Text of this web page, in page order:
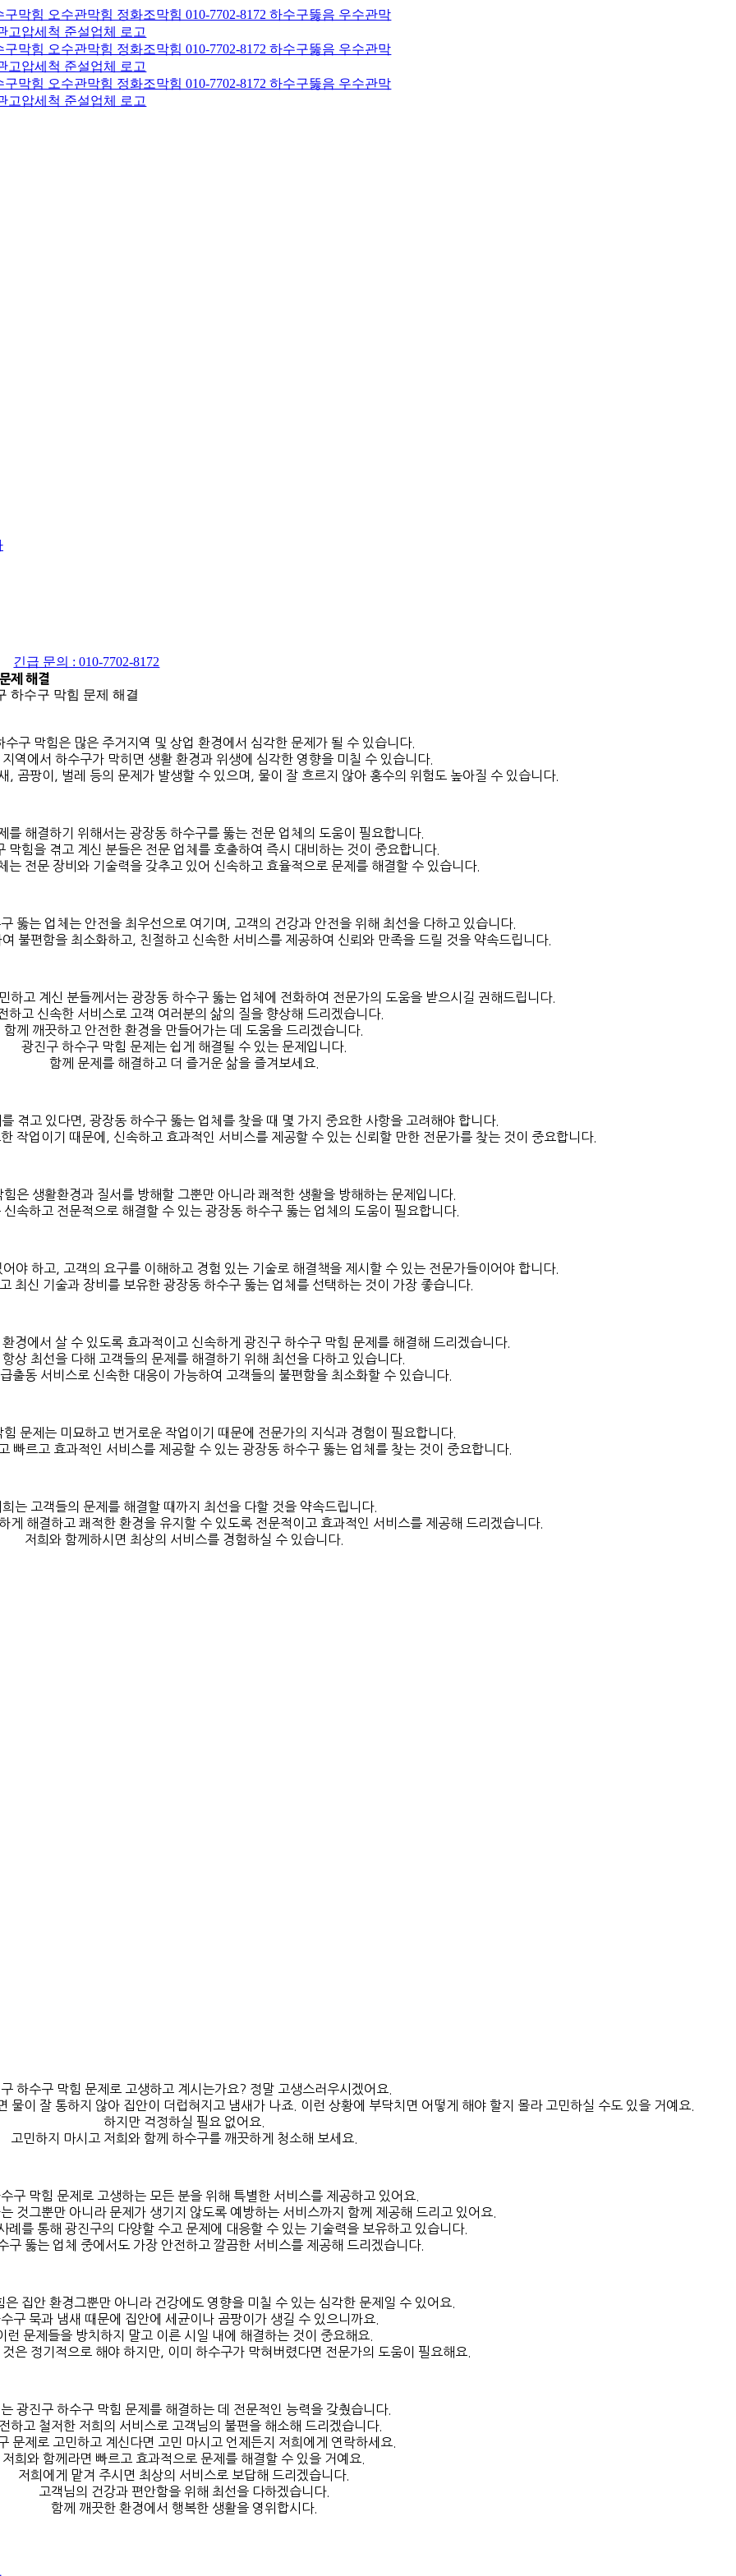
긴급 문의 : 010-7702-8172
제 해결
하수구 막힘 문제 해결
수구 막힘은 많은 주거지역 및 상업 환경에서 심각한 문제가 될 수 있습니다.
역에서 하수구가 막히면 생활 환경과 위생에 심각한 영향을 미칠 수 있습니다.
, 곰팡이, 벌레 등의 문제가 발생할 수 있으며, 물이 잘 흐르지 않아 홍수의 위험도 높아질 수 있습니다.
를 해결하기 위해서는 광장동 하수구를 뚫는 전문 업체의 도움이 필요합니다.
막힘을 겪고 계신 분들은 전문 업체를 호출하여 즉시 대비하는 것이 중요합니다.
는 전문 장비와 기술력을 갖추고 있어 신속하고 효율적으로 문제를 해결할 수 있습니다.
뚫는 업체는 안전을 최우선으로 여기며, 고객의 건강과 안전을 위해 최선을 다하고 있습니다.
불편함을 최소화하고, 친절하고 신속한 서비스를 제공하여 신뢰와 만족을 드릴 것을 약속드립니다.
하고 계신 분들께서는 광장동 하수구 뚫는 업체에 전화하여 전문가의 도움을 받으시길 권해드립니다.
하고 신속한 서비스로 고객 여러분의 삶의 질을 향상해 드리겠습니다.
함께 깨끗하고 안전한 환경을 만들어가는 데 도움을 드리겠습니다.
광진구 하수구 막힘 문제는 쉽게 해결될 수 있는 문제입니다.
함께 문제를 해결하고 더 즐거운 삶을 즐겨보세요.
겪고 있다면, 광장동 하수구 뚫는 업체를 찾을 때 몇 가지 중요한 사항을 고려해야 합니다.
작업이기 때문에, 신속하고 효과적인 서비스를 제공할 수 있는 신뢰할 만한 전문가를 찾는 것이 중요합니다.
은 생활환경과 질서를 방해할 그뿐만 아니라 쾌적한 생활을 방해하는 문제입니다.
신속하고 전문적으로 해결할 수 있는 광장동 하수구 뚫는 업체의 도움이 필요합니다.
야 하고, 고객의 요구를 이해하고 경험 있는 기술로 해결책을 제시할 수 있는 전문가들이어야 합니다.
최신 기술과 장비를 보유한 광장동 하수구 뚫는 업체를 선택하는 것이 가장 좋습니다.
경에서 살 수 있도록 효과적이고 신속하게 광진구 하수구 막힘 문제를 해결해 드리겠습니다.
항상 최선을 다해 고객들의 문제를 해결하기 위해 최선을 다하고 있습니다.
출동 서비스로 신속한 대응이 가능하여 고객들의 불편함을 최소화할 수 있습니다.
문제는 미묘하고 번거로운 작업이기 때문에 전문가의 지식과 경험이 필요합니다.
빠르고 효과적인 서비스를 제공할 수 있는 광장동 하수구 뚫는 업체를 찾는 것이 중요합니다.
희는 고객들의 문제를 해결할 때까지 최선을 다할 것을 약속드립니다.
게 해결하고 쾌적한 환경을 유지할 수 있도록 전문적이고 효과적인 서비스를 제공해 드리겠습니다.
저희와 함께하시면 최상의 서비스를 경험하실 수 있습니다.
하수구 막힘 문제로 고생하고 계시는가요? 정말 고생스러우시겠어요.
이 잘 통하지 않아 집안이 더럽혀지고 냄새가 나죠. 이런 상황에 부닥치면 어떻게 해야 할지 몰라 고민하실 수도 있을 거예요.
하지만 걱정하실 필요 없어요.
고민하지 마시고 저희와 함께 하수구를 깨끗하게 청소해 보세요.
구 막힘 문제로 고생하는 모든 분을 위해 특별한 서비스를 제공하고 있어요.
것그뿐만 아니라 문제가 생기지 않도록 예방하는 서비스까지 함께 제공해 드리고 있어요.
례를 통해 광진구의 다양할 수고 문제에 대응할 수 있는 기술력을 보유하고 있습니다.
구 뚫는 업체 중에서도 가장 안전하고 깔끔한 서비스를 제공해 드리겠습니다.
은 집안 환경그뿐만 아니라 건강에도 영향을 미칠 수 있는 심각한 문제일 수 있어요.
구 묵과 냄새 때문에 집안에 세균이나 곰팡이가 생길 수 있으니까요.
런 문제들을 방치하지 말고 이른 시일 내에 해결하는 것이 중요해요.
은 정기적으로 해야 하지만, 이미 하수구가 막혀버렸다면 전문가의 도움이 필요해요.
광진구 하수구 막힘 문제를 해결하는 데 전문적인 능력을 갖췄습니다.
하고 철저한 저희의 서비스로 고객님의 불편을 해소해 드리겠습니다.
문제로 고민하고 계신다면 고민 마시고 언제든지 저희에게 연락하세요.
저희와 함께라면 빠르고 효과적으로 문제를 해결할 수 있을 거예요.
저희에게 맡겨 주시면 최상의 서비스로 보답해 드리겠습니다.
고객님의 건강과 편안함을 위해 최선을 다하겠습니다.
함께 깨끗한 환경에서 행복한 생활을 영위합시다.